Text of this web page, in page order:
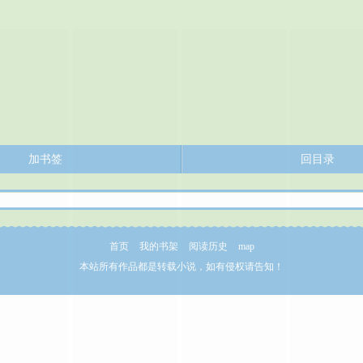
加书签 回目录
首页 我的书架 阅读历史
map
本站所有作品都是转载小说，如有侵权请告知！